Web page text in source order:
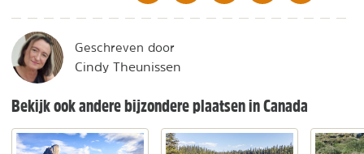
Geschreven door
Cindy Theunissen
Bekijk ook andere bijzondere plaatsen in Canada